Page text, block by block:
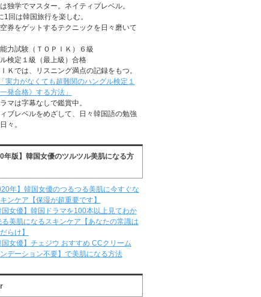
独学でマスター。ネイティブレベル。
1回は韓国旅行を楽しむ。
券をゲットするテクニックを日々磨いて
力試験（ＴＯＰＩＫ）６級
検定１級（最上級）合格
Ｋでは、リスニング満点の記録をもつ。
実力がなくても超難関のハングル検定１
発合格》する方法」
マは字幕なしで鑑賞中。
ブレベルをめざして、日々韓国語の勉強
々。
年版】韓国女優のツルツル美肌になる方
年】韓国女優のつるつる美肌に今すぐな
ンケア【保湿が超重要です】
国女優】韓国ドラマを100本以上見てわか
る美肌になるスキンケア【あなたの常識は
らけ】
国女優】チェジウ おすすめ CCクリーム
ンデーション不要】で美肌になる方法